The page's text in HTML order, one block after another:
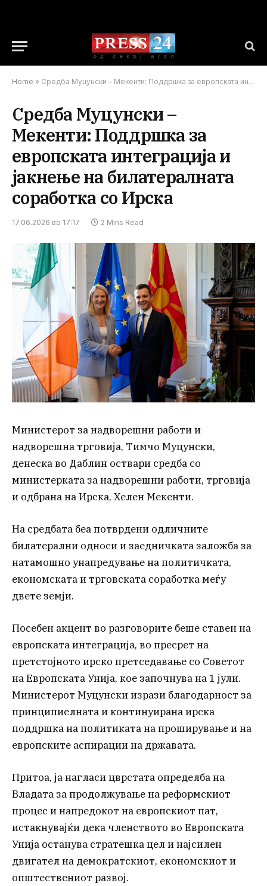
Home » Средба Муцунски – Мекенти: Поддршка за европската интеграција и јакнење на билатералната соработка со Ирска
Средба Муцунски –
Мекенти: Поддршка за
европската интеграција и
јакнење на билатералната
соработка со Ирска
17.06.2026 во 17:17 2 Mins Read
Министерот за надворешни работи и
надворешна трговија, Тимчо Муцунски,
денеска во Даблин оствари средба со
министерката за надворешни работи, трговија
и одбрана на Ирска, Хелен Мекенти.
На средбата беа потврдени одличните
билатерални односи и заедничката заложба за
натамошно унапредување на политичката,
економската и трговската соработка меѓу
двете земји.
Посебен акцент во разговорите беше ставен на
европската интеграција, во пресрет на
претстојното ирско претседавање со Советот
на Европската Унија, кое започнува на 1 јули.
Министерот Муцунски изрази благодарност за
принципиелната и континуирана ирска
поддршка на политиката на проширување и на
европските аспирации на државата.
Притоа, ја нагласи цврстата определба на
Владата за продолжување на реформскиот
процес и напредокот на европскиот пат,
истакнувајќи дека членството во Европската
Унија останува стратешка цел и најсилен
двигател на демократскиот, економскиот и
општествениот развој.